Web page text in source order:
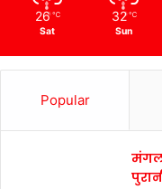
26 ℃
Sat
32 ℃
Sun
Popular